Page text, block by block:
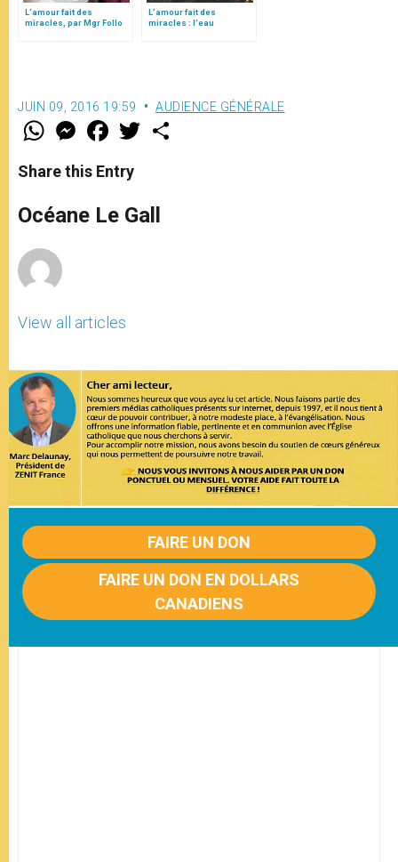
L’amour fait des
miracles, par Mgr Follo
L’amour fait des
miracles : l’eau
JUIN 09, 2016 19:59 AUDIENCE GÉNÉRALE
W
t
s
p
p
M
e
s
e
g
e
F
a
e
b
o
k
w
r
Share this Entry
Océane Le Gall
View all articles
FAIRE UN DON
FAIRE UN DON EN DOLLARS
CANADIENS